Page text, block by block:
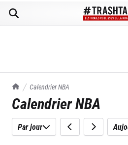
TrashTalk Actu NBA
Calendrier NBA
Calendrier NBA
Par jour